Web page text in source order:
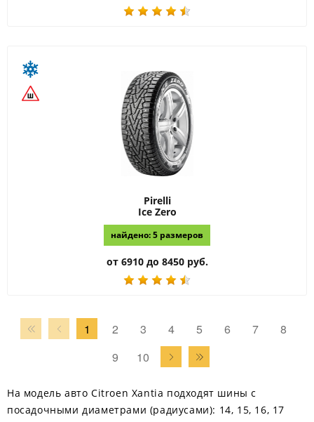
Pirelli
Ice Zero
найдено: 5 размеров
от 6910 до 8450 руб.
1 2 3 4 5 6 7
8
9
10
На модель авто Citroen Xantia подходят шины с
посадочными диаметрами (радиусами): 14, 15, 16, 17